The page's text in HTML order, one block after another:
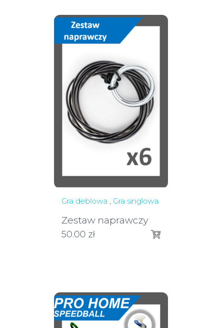
Gra deblowa Gra singlowa
Zestaw naprawczy
50.00 zł